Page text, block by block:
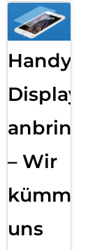
Handy
Displayfolie
anbringen
– Wir
kümmern
uns